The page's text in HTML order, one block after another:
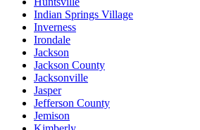
Indian Springs Village
Inverness
Irondale
Jackson
Jackson County
Jacksonville
Jasper
Jefferson County
Jemison